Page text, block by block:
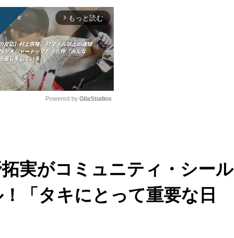
arrow_forward_ios もっと読む
e
Powered by GliaStudios
拓実がコミュニティ・シール
「タキにとって重要な日